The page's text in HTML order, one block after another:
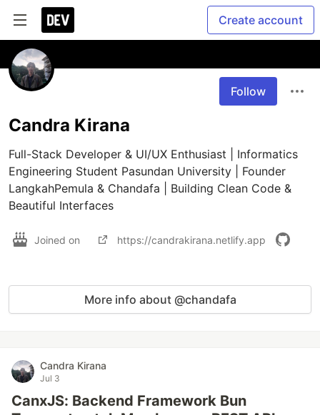
Create account
Follow
Candra Kirana
Full-Stack Developer & UI/UX Enthusiast | Informatics
Engineering Student Pasundan University | Founder
LangkahPemula & Chandafa | Building Clean Code &
Beautiful Interfaces
Joined on https://candrakirana.netlify.app
More info about @chandafa
Candra Kirana
Jul 3
CanxJS: Backend Framework Bun